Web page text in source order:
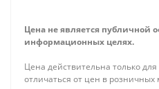
Цена не является публичной
информационных целях.
Цена действительна только
отличаться от цен в розничных